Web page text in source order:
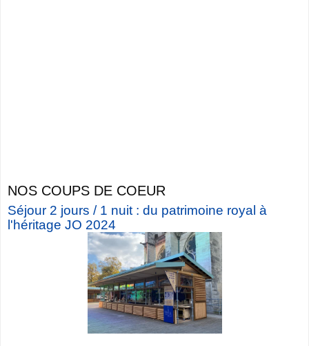
NOS COUPS DE COEUR
Séjour 2 jours / 1 nuit : du patrimoine royal à
l'héritage JO 2024